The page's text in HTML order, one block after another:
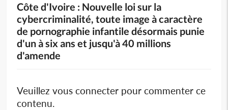
Côte d'Ivoire : Nouvelle loi sur la
cybercriminalité, toute image à caractère
de pornographie infantile désormais punie
d'un à six ans et jusqu'à 40 millions
d'amende
Veuillez vous connecter pour commenter ce
contenu.